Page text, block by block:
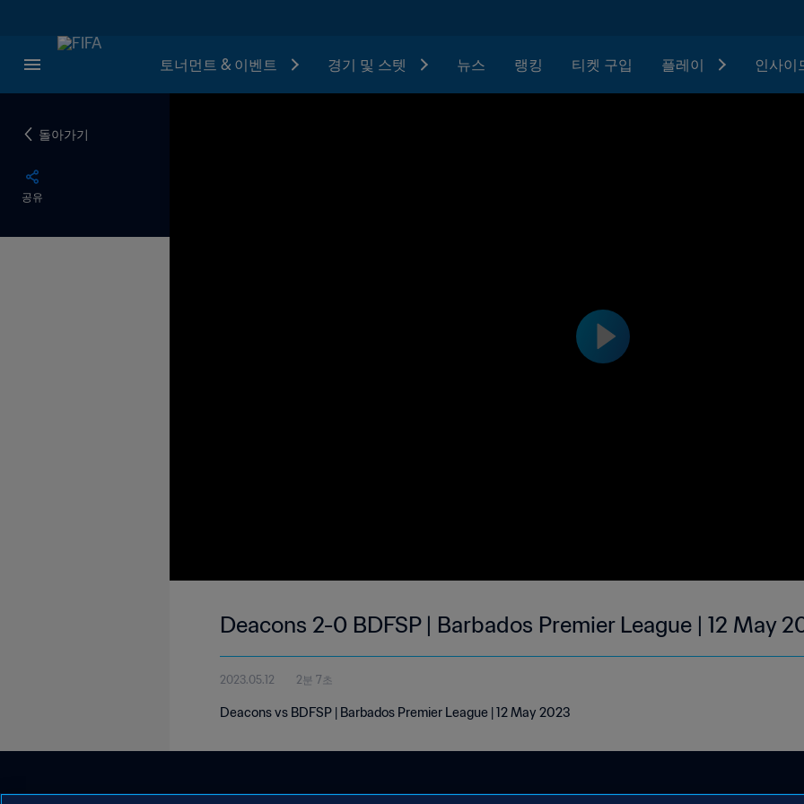
토너먼트 & 이벤트 경기 및 스텟 뉴스 랭킹 티켓 구입 플레이 인사이
돌아가기
공유
Deacons 2-0 BDFSP | Barbados Premier League | 12 May
2023.05.12 2분 7초
Deacons vs BDFSP | Barbados Premier League | 12 May 2023